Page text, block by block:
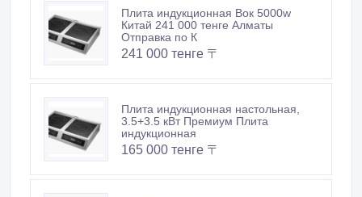
Плита индукционная Вок 5000w
Китай 241 000 тенге Алматы
Отправка по К
241 000 тенге 〒
Плита индукционная настольная,
3.5+3.5 кВт Премиум Плита
индукционная
165 000 тенге 〒